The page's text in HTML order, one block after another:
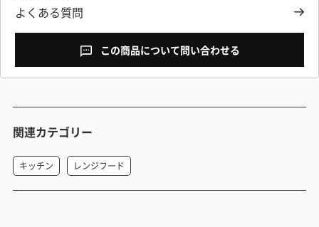
よくある質問
この商品について問い合わせる
関連カテゴリー
キッチン レンジフード